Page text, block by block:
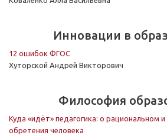
Инновации в
12 ошибок ФГОС
Хуторской Андрей Викторович
Философия
Куда «идёт» педагогика: о рациональном
обретения человека